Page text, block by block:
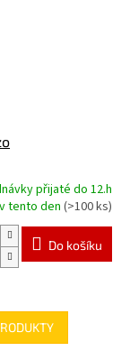
přijaté do 12.h
tento den(>100 ks)
Do košíku